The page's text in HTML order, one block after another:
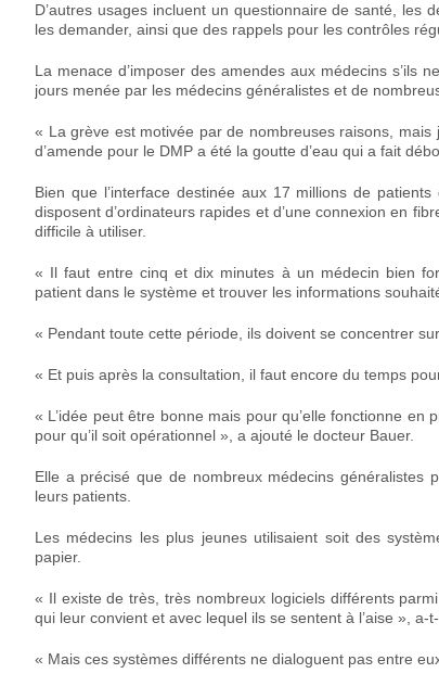
D’autres usages incluent un questionnaire de santé, les
les demander, ainsi que des rappels pour les contrôles
La menace d’imposer des amendes aux médecins s’ils
jours menée par les médecins généralistes et de
« La grève est motivée par de nombreuses raisons,
d’amende pour le DMP a été la goutte d’eau qui a fait
Bien que l’interface destinée aux 17 millions de
disposent d’ordinateurs rapides et d’une connexion en
difficile à utiliser.
« Il faut entre cinq et dix minutes à un médecin bien
patient dans le système et trouver les informations
« Pendant toute cette période, ils doivent se concentrer
« Et puis après la consultation, il faut encore du temps
« L’idée peut être bonne mais pour qu’elle fonctionne
pour qu’il soit opérationnel », a ajouté le docteur Bauer.
Elle a précisé que de nombreux médecins généralistes
leurs patients.
Les médecins les plus jeunes utilisaient soit des
papier.
« Il existe de très, très nombreux logiciels différents
qui leur convient et avec lequel ils se sentent à l’aise », a-
« Mais ces systèmes différents ne dialoguent pas entre